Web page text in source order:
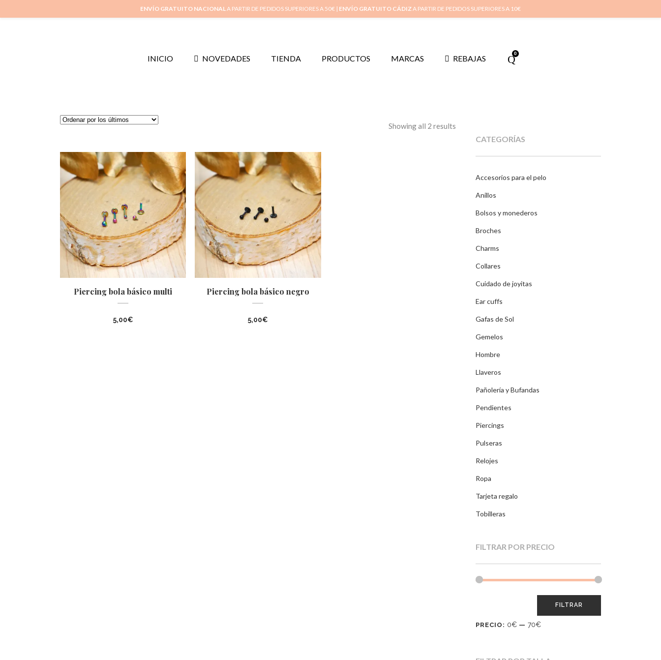
Inicio Mi cuenta Cuidado de tus joyas
INICIO NOVEDADES TIENDA PRODUCTOS MARCAS REBAJAS
0
Showing all 2 results
Piercing bola básico multi
5,00€
Piercing bola básico negro
5,00€
CATEGORÍAS
Accesorios para el pelo
Anillos
Bolsos y monederos
Broches
Charms
Collares
Cuidado de joyitas
Ear cuffs
Gafas de Sol
Gemelos
Hombre
Llaveros
Pañolería y Bufandas
Pendientes
Piercings
Pulseras
Relojes
Ropa
Tarjeta regalo
Tobilleras
FILTRAR POR PRECIO
FILTRAR
PRECIO: 0€ — 70€
ENVÍO GRATUITO NACIONALA PARTIR DE PEDIDOS SUPERIORES A 50€ | ENVÍO GRATUITO CÁDIZA PARTIR DE PEDIDOS SUPERIORES A 10€